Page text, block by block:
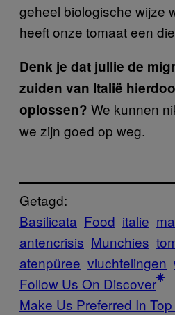
geheel biologische wijze
heeft onze tomaat een
Denk je dat jullie de
zuiden van Italië
oplossen? We kunnen
we zijn goed op weg.
Getagd:
Basilicata Food italie
antencrisis Munchies
atenpüree vluchtelingen
Follow Us On Discover
Make Us Preferred In